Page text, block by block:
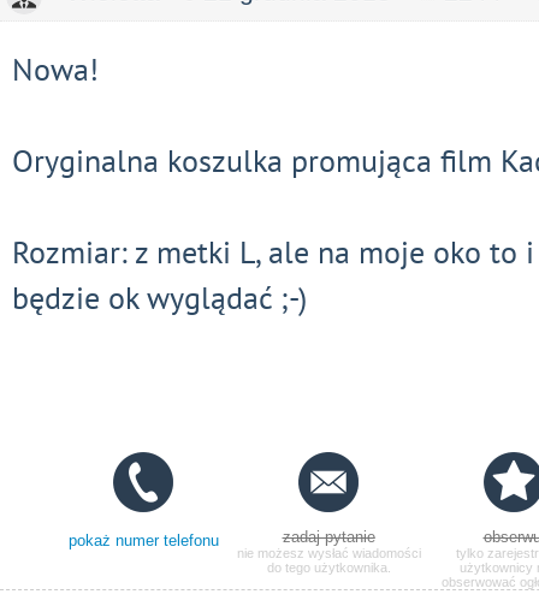
Nowa!
Oryginalna koszulka promująca film
Rozmiar: z metki L, ale na moje oko to
będzie ok wyglądać ;-)
pokaż numer telefonu zadaj pytanie
nie możesz wysłać wiadomości
do tego użytkownika.
tylko
użytkownicy
obserwować